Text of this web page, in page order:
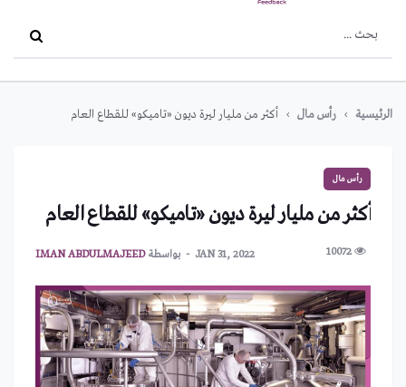
الرئيسية رأس مال أكثر من مليار ليرة ديون «تاميكو» للقطاع العام
رأس مال
أكثر من مليار ليرة ديون «تاميكو» للقطاع العام
10072
JAN 31, 2022 بواسطةIMAN ABDULMAJEED